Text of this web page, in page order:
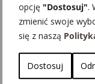
opcję "Dostosuj".
zmienić swoje
się z naszą
Dostosuj
Koło
Komunia